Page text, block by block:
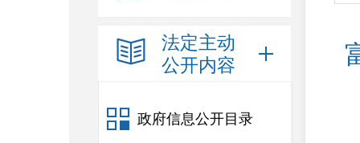
法定主动
公开内容
政府信息公开目录